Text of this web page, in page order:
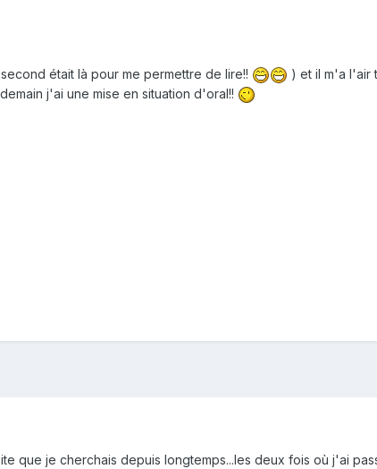
était là pour me permettre de lire!!
) et il m'a l'air
j'ai une mise en situation d'oral!!
que je cherchais depuis longtemps...les deux fois où j'ai